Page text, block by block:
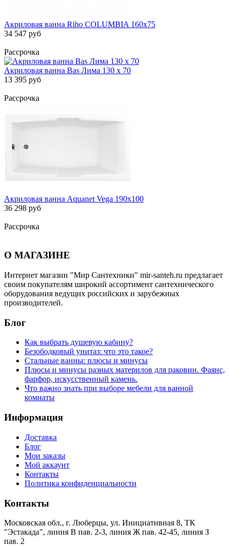
Акриловая ванна Riho COLUMBIA 160х75
34 547 руб
Рассрочка
Акриловая ванна Bas Лима 130 х 70
13 395 руб
Рассрочка
Акриловая ванна Aquanet Vega 190x100
36 298 руб
Рассрочка
О МАГАЗИНЕ
Интернет магазин "Мир Сантехники" mir-santeh.ru предлагает
своим покупателям широкий ассортимент сантехнического
оборудования ведущих российских и зарубежных
производителей.
Блог
Как выбрать душевую кабину?
Безободковый унитаз: что это такое?
Стальные ванны: плюсы и минусы
Плюсы и минусы разных материлов для раковин. Фаянс,
фарфор, искусственный камень.
Что важно знать при выборе мебели для ванной
комнаты
Информация
Доставка
Блог
Мои заказы
Мой аккаунт
Контакты
Политика конфиденциальности
Контакты
Московская обл., г. Люберцы, ул. Инициативная 8, ТК
"Эстакада", линия В пав. 2-3, линия Ж пав. 42-45, линия З
пав. 2